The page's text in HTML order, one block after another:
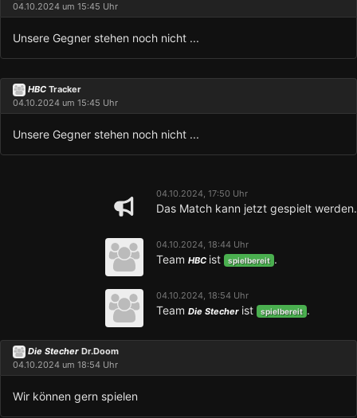
04.10.2024 um 15:45 Uhr
Unsere Gegner stehen noch nicht ...
HBC Tracker
04.10.2024 um 15:45 Uhr
Unsere Gegner stehen noch nicht ...
04.10.2024, 17:50 Uhr
Das Match kann jetzt gespielt werden.
04.10.2024, 18:44 Uhr
Team HBC ist spielbereit .
04.10.2024, 18:54 Uhr
Team Die Stecher ist spielbereit .
Die Stecher Dr.Doom
04.10.2024 um 18:54 Uhr
Wir können gern spielen